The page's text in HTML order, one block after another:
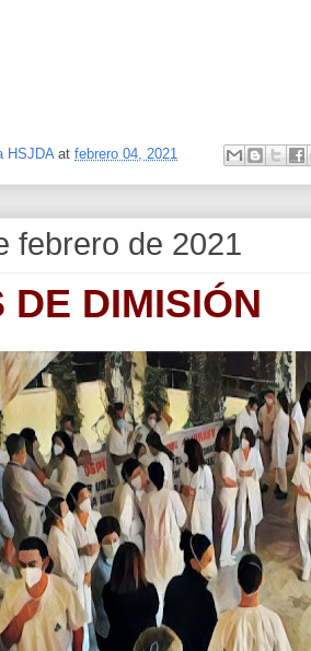
HSJDA at febrero 04, 2021
febrero de 2021
DE DIMISIÓN